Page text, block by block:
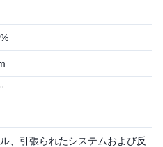
、引張られたシステムおよび反